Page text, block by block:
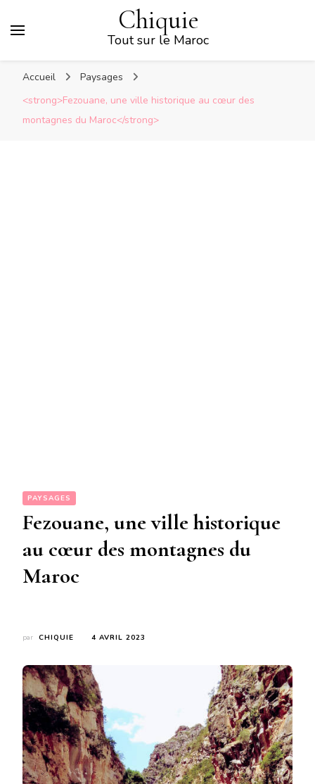
Chiquie
Tout sur le Maroc
Accueil
Paysages
<strong>Fezouane, une ville historique au cœur des
montagnes du Maroc</strong>
PAYSAGES
Fezouane, une ville historique
au cœur des montagnes du
Maroc
par CHIQUIE 4 AVRIL 2023